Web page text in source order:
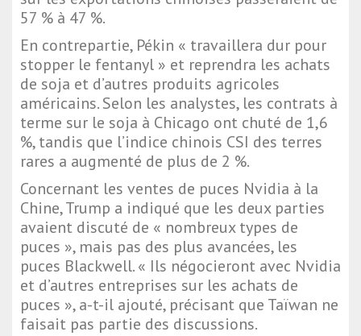
57 % à 47 %.
En contrepartie, Pékin « travaillera dur pour
stopper le fentanyl » et reprendra les achats
de soja et d’autres produits agricoles
américains. Selon les analystes, les contrats à
terme sur le soja à Chicago ont chuté de 1,6
%, tandis que l’indice chinois CSI des terres
rares a augmenté de plus de 2 %.
Concernant les ventes de puces Nvidia à la
Chine, Trump a indiqué que les deux parties
avaient discuté de « nombreux types de
puces », mais pas des plus avancées, les
puces Blackwell. « Ils négocieront avec Nvidia
et d’autres entreprises sur les achats de
puces », a-t-il ajouté, précisant que Taïwan ne
faisait pas partie des discussions.